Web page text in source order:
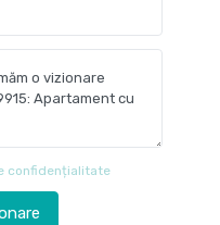
confidențialitate